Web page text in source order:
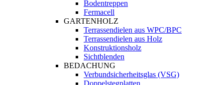
Bodentreppen
Fermacell
GARTENHOLZ
Terrassendielen aus WPC/BPC
Terrassendielen aus Holz
Konstruktionsholz
Sichtblenden
BEDACHUNG
Verbundsicherheitsglas (VSG)
Doppelstegplatten